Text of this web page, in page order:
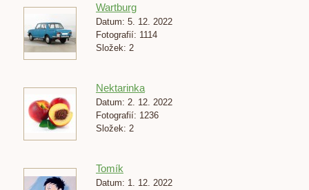
Wartburg
Datum: 5. 12. 2022
Fotografií: 1114
Složek: 2
Nektarinka
Datum: 2. 12. 2022
Fotografií: 1236
Složek: 2
Tomík
Datum: 1. 12. 2022